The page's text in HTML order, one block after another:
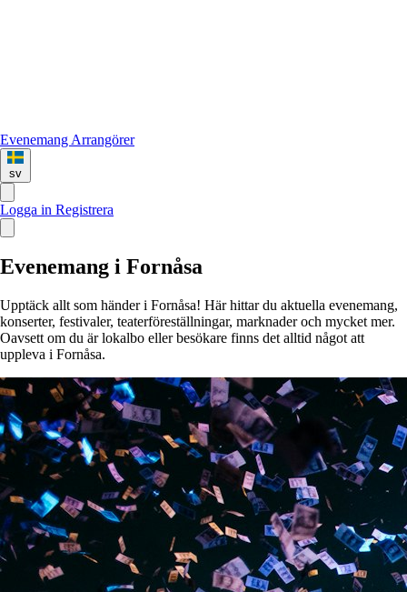
Evenemang Arrangörer
sv
Logga in Registrera
Evenemang i Fornåsa
Upptäck allt som händer i Fornåsa! Här hittar du aktuella evenemang,
konserter, festivaler, teaterföreställningar, marknader och mycket mer.
Oavsett om du är lokalbo eller besökare finns det alltid något att
uppleva i Fornåsa.